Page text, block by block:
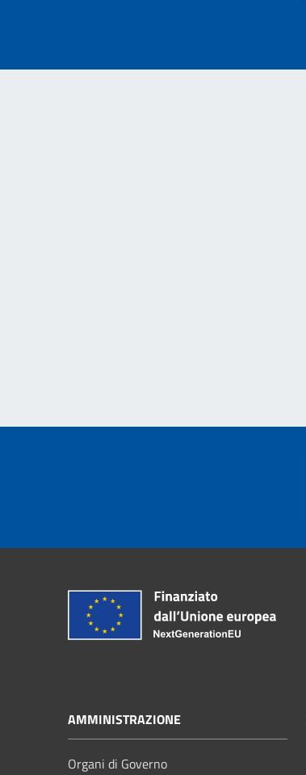
AMMINISTRAZIONE
Organi di Governo